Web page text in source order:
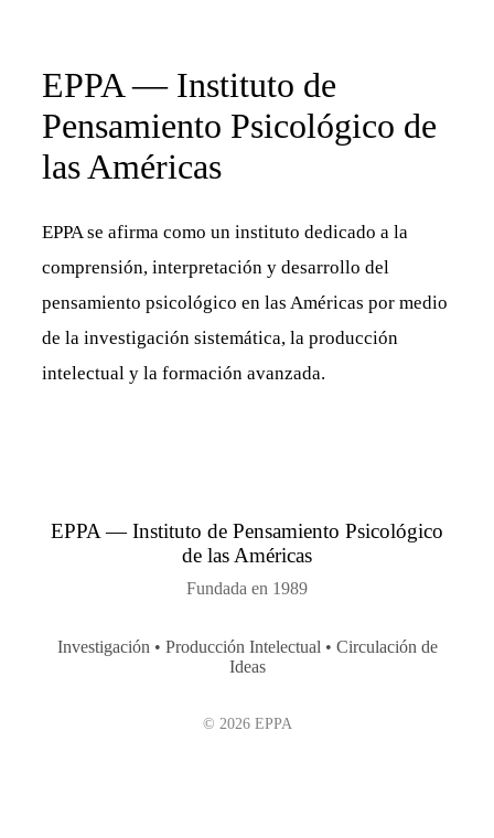
EPPA — Instituto de
Pensamiento Psicológico de
las Américas
EPPA se afirma como un instituto dedicado a la
comprensión, interpretación y desarrollo del
pensamiento psicológico en las Américas por medio
de la investigación sistemática, la producción
intelectual y la formación avanzada.
EPPA — Instituto de Pensamiento Psicológico
de las Américas
Fundada en 1989
Investigación • Producción Intelectual • Circulación de
Ideas
© 2026 EPPA